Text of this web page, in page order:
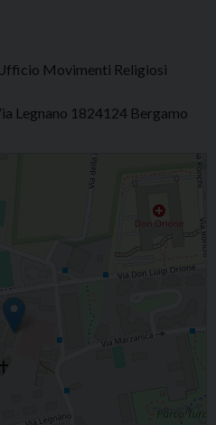
Movimenti Religiosi
Legnano 1824124 Bergamo